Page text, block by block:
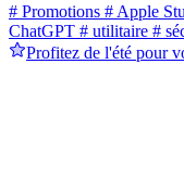
# Promotions # Apple
ChatGPT # utilitaire #
Profitez de l'été pour